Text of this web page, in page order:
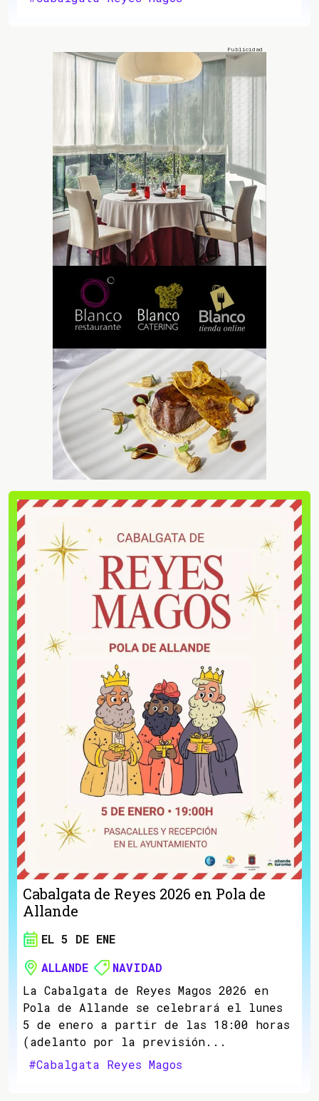
Cabalgata de Reyes 2026 en Pola de
Allande
EL 5 DE ENE
ALLANDE
NAVIDAD
La Cabalgata de Reyes Magos 2026 en
Pola de Allande se celebrará el lunes
5 de enero a partir de las 18:00 horas
(adelanto por la previsión...
#Cabalgata Reyes Magos